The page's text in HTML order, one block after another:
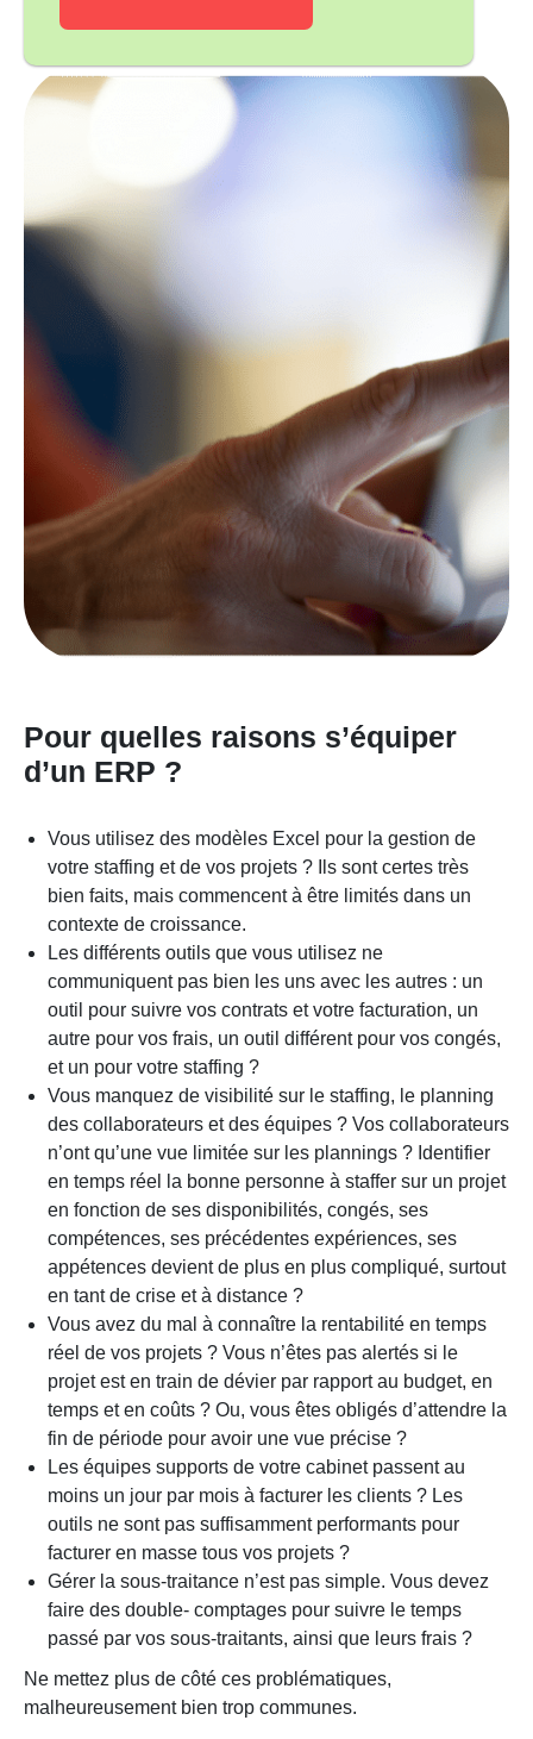
Pour quelles raisons s’équiper
d’un ERP ?
Vous utilisez des modèles Excel pour la gestion de
votre staffing et de vos projets ? Ils sont certes très
bien faits, mais commencent à être limités dans un
contexte de croissance.
Les différents outils que vous utilisez ne
communiquent pas bien les uns avec les autres : un
outil pour suivre vos contrats et votre facturation, un
autre pour vos frais, un outil différent pour vos congés,
et un pour votre staffing ?
Vous manquez de visibilité sur le staffing, le planning
des collaborateurs et des équipes ? Vos collaborateurs
n’ont qu’une vue limitée sur les plannings ? Identifier
en temps réel la bonne personne à staffer sur un projet
en fonction de ses disponibilités, congés, ses
compétences, ses précédentes expériences, ses
appétences devient de plus en plus compliqué, surtout
en tant de crise et à distance ?
Vous avez du mal à connaître la rentabilité en temps
réel de vos projets ? Vous n’êtes pas alertés si le
projet est en train de dévier par rapport au budget, en
temps et en coûts ? Ou, vous êtes obligés d’attendre la
fin de période pour avoir une vue précise ?
Les équipes supports de votre cabinet passent au
moins un jour par mois à facturer les clients ? Les
outils ne sont pas suffisamment performants pour
facturer en masse tous vos projets ?
Gérer la sous-traitance n’est pas simple. Vous devez
faire des double- comptages pour suivre le temps
passé par vos sous-traitants, ainsi que leurs frais ?
Ne mettez plus de côté ces problématiques,
malheureusement bien trop communes.